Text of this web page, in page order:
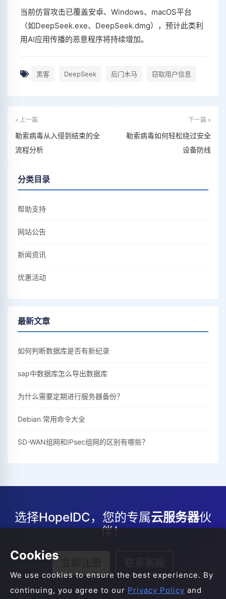
当前仿冒攻击已覆盖安卓、Windows、macOS平台
（如DeepSeek.exe、DeepSeek.dmg），预计此类利
用AI应用传播的恶意程序将持续增加‌。
黑客 DeepSeek 后门木马 窃取用户信息
« 上一篇
勒索病毒从入侵到结束的全
流程分析
下一篇 »
勒索病毒如何轻松绕过安全
设备防线
分类目录
帮助支持
网站公告
新闻资讯
优惠活动
最新文章
如何判断数据库是否有新纪录
sap中数据库怎么导出数据库
为什么需要定期进行服务器备份？
Debian 常用命令大全
SD-WAN组网和IPsec组网的区别有哪些？
选择HopeIDC，您的专属云服务器伙
伴！
Cookies
We use cookies to ensure the best experience. By
continuing, you agree to our Privacy Policy and